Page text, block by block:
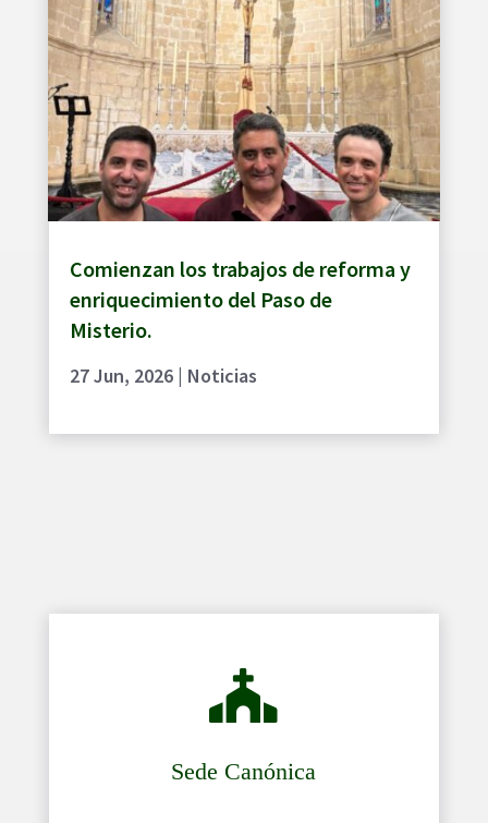
Comienzan los trabajos de reforma y
enriquecimiento del Paso de
Misterio.
27 Jun, 2026| Noticias

Sede Canónica